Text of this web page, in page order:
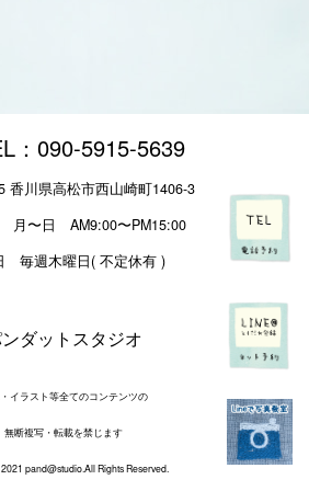
090-5915-5639
香川県高松市西山崎町1406-3
月〜日 AM9:00〜PM15:00
毎週木曜日( 不定休有 )
ダットスタジオ
イラスト等全てのコンテンツの
無断複写・転載を禁じます
pand@studio.All Rights Reserved.